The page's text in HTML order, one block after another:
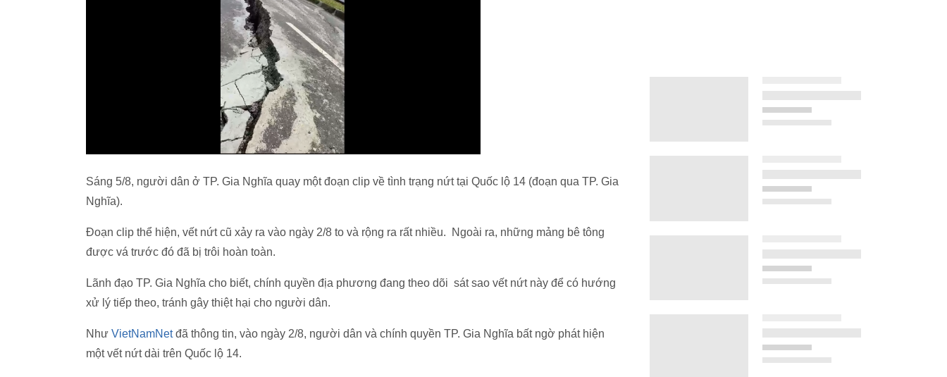
Sáng 5/8, người dân ở TP. Gia Nghĩa quay một đoạn clip về tình trạng nứt tại Quốc lộ 14 (đoạn qua TP. Gia
Nghĩa).
Đoạn clip thể hiện, vết nứt cũ xảy ra vào ngày 2/8 to và rộng ra rất nhiều. Ngoài ra, những mảng bê tông
được vá trước đó đã bị trôi hoàn toàn.
Lãnh đạo TP. Gia Nghĩa cho biết, chính quyền địa phương đang theo dõi sát sao vết nứt này để có hướng
xử lý tiếp theo, tránh gây thiệt hại cho người dân.
Như VietNamNetđã thông tin, vào ngày 2/8, người dân và chính quyền TP. Gia Nghĩa bất ngờ phát hiện
một vết nứt dài trên Quốc lộ 14.